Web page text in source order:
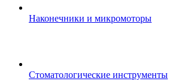
Наконечники и микромоторы
Стоматологические инструменты